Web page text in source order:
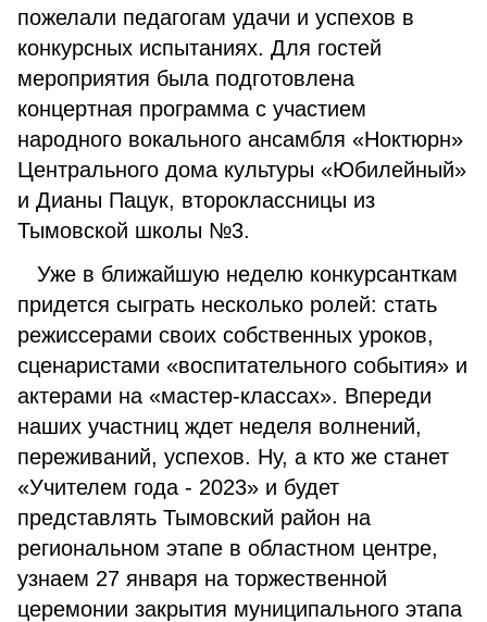
пожелали педагогам удачи и успехов в
конкурсных испытаниях. Для гостей
мероприятия была подготовлена
концертная программа с участием
народного вокального ансамбля «Ноктюрн»
Центрального дома культуры «Юбилейный»
и Дианы Пацук, второклассницы из
Тымовской школы №3.
Уже в ближайшую неделю конкурсанткам
придется сыграть несколько ролей: стать
режиссерами своих собственных уроков,
сценаристами «воспитательного события» и
актерами на «мастер-классах». Впереди
наших участниц ждет неделя волнений,
переживаний, успехов. Ну, а кто же станет
«Учителем года - 2023» и будет
представлять Тымовский район на
региональном этапе в областном центре,
узнаем 27 января на торжественной
церемонии закрытия муниципального этапа